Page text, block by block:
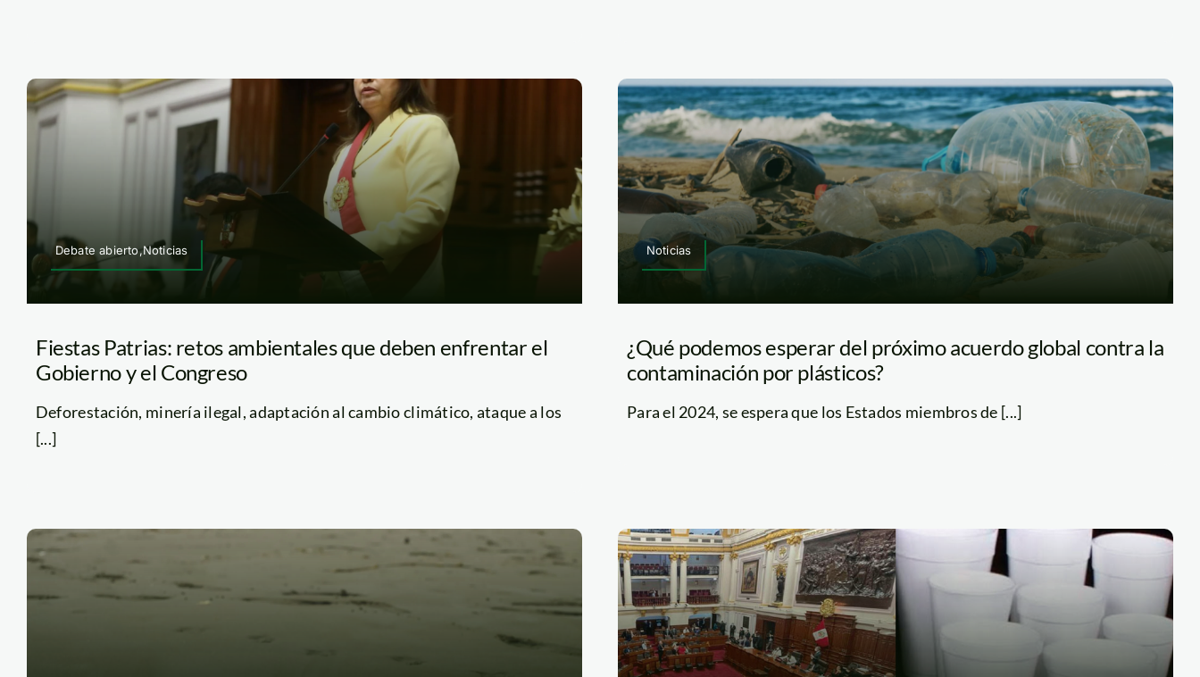
Debate abierto,Noticias
Fiestas Patrias: retos ambientales que deben enfrentar el
Gobierno y el Congreso
Deforestación, minería ilegal, adaptación al cambio climático, ataque a los
[...]
Noticias
¿Qué podemos esperar del próximo acuerdo global contra la
contaminación por plásticos?
Para el 2024, se espera que los Estados miembros de [...]